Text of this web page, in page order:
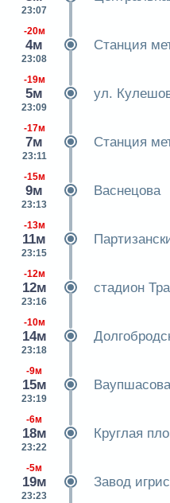
23:07
-20м
4м
23:08
Станция
-19м
5м
23:09
ул.
-17м
7м
23:11
Станция
-15м
9м
23:13
Васнецова
-13м
11м
23:15
-12м
12м
23:16
стадион
-10м
14м
23:18
-9м
15м
23:19
Ваупшасова
-6м
18м
23:22
Круглая
-5м
19м
23:23
Завод